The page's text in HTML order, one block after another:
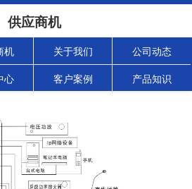
供应商机
机 关于我们 公司动态
心 客户案例 产品知识